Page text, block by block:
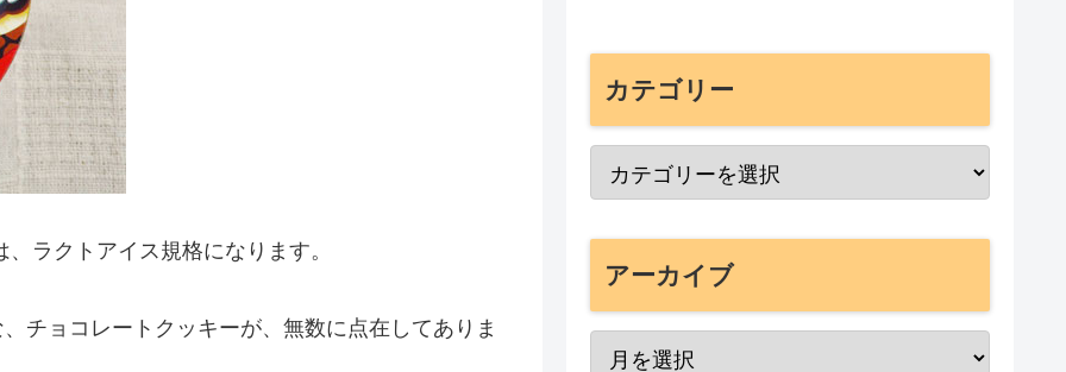
ラクトアイス規格になります。
チョコレートクッキーが、無数に点在してありま
カテゴリー
アーカイブ